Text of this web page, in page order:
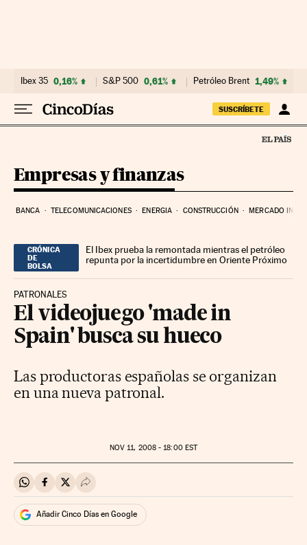
Ibex 35 0,16% S&P 500 0,61% Petróleo Brent 1,49%
SUSCRÍBETE
Empresas y finanzas
BANCA TELECOMUNICACIONES ENERGIA CONSTRUCCIÓN MERCADO
CRÓNICA
DE
BOLSA
El Ibex prueba la remontada mientras el petróleo
repunta por la incertidumbre en Oriente Próximo
PATRONALES
El videojuego 'made in
Spain' busca su hueco
Las productoras españolas se organizan
en una nueva patronal.
NOV 11, 2008 - 18:00EST
Compartir en Whatsapp
Compartir en Facebook
Compartir en Twitter
Desplegar Redes Sociales
Añadir Cinco Días en Google